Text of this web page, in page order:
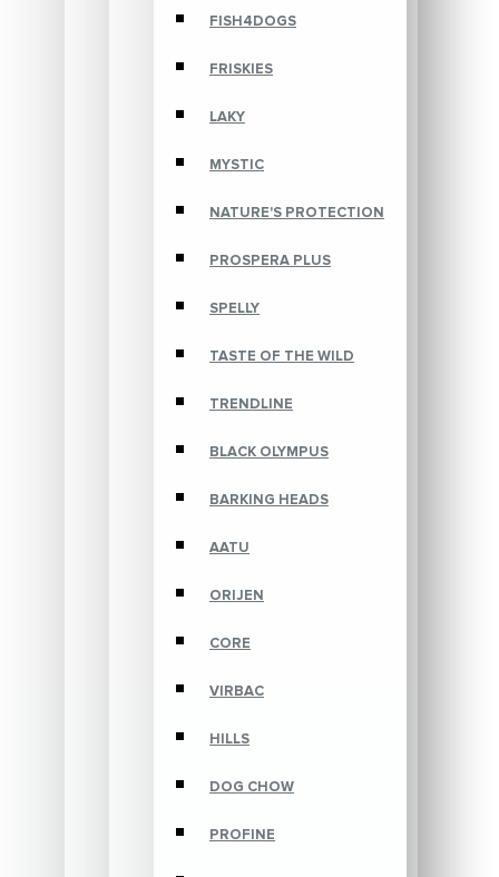
FISH4DOGS
FRISKIES
LAKY
MYSTIC
NATURE'S PROTECTION
PROSPERA PLUS
SPELLY
TASTE OF THE WILD
TRENDLINE
BLACK OLYMPUS
BARKING HEADS
AATU
ORIJEN
CORE
VIRBAC
HILLS
DOG CHOW
PROFINE